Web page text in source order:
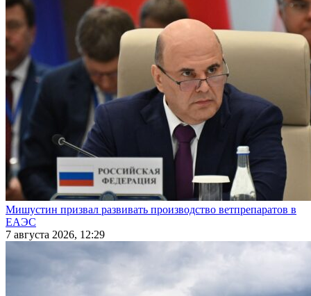
Мишустин призвал развивать производство ветпрепаратов в
ЕАЭС
7 августа 2026, 12:29